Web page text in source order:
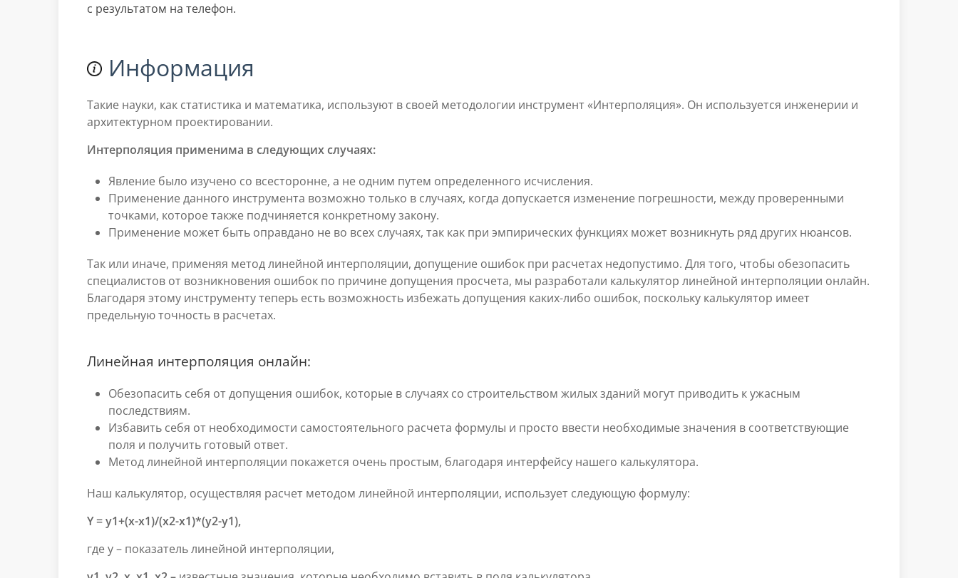
с результатом на телефон.
Информация
Такие науки, как статистика и математика, используют в своей методологии инструмент «Интерполяция». Он используется инженерии и
архитектурном проектировании.
Интерполяция применима в следующих случаях:
Явление было изучено со всесторонне, а не одним путем определенного исчисления.
Применение данного инструмента возможно только в случаях, когда допускается изменение погрешности, между проверенными
точками, которое также подчиняется конкретному закону.
Применение может быть оправдано не во всех случаях, так как при эмпирических функциях может возникнуть ряд других нюансов.
Так или иначе, применяя метод линейной интерполяции, допущение ошибок при расчетах недопустимо. Для того, чтобы обезопасить
специалистов от возникновения ошибок по причине допущения просчета, мы разработали калькулятор линейной интерполяции онлайн.
Благодаря этому инструменту теперь есть возможность избежать допущения каких-либо ошибок, поскольку калькулятор имеет
предельную точность в расчетах.
Линейная интерполяция онлайн:
Обезопасить себя от допущения ошибок, которые в случаях со строительством жилых зданий могут приводить к ужасным
последствиям.
Избавить себя от необходимости самостоятельного расчета формулы и просто ввести необходимые значения в соответствующие
поля и получить готовый ответ.
Метод линейной интерполяции покажется очень простым, благодаря интерфейсу нашего калькулятора.
Наш калькулятор, осуществляя расчет методом линейной интерполяции, использует следующую формулу:
Y = y1+(x-x1)/(x2-x1)*(y2-y1),
где y – показатель линейной интерполяции,